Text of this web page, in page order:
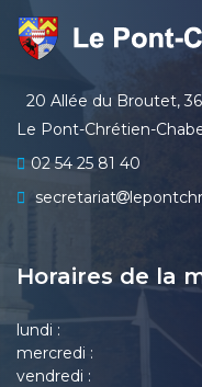
20 Allée du Broutet,
Le Pont-Chrétien-
02 54 25 81 40
secretariat
Horaires de la
lundi :
mercredi :
vendredi :